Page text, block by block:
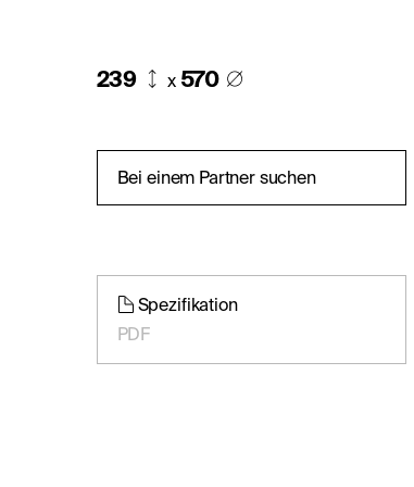
239 x 570
Bei einem Partner suchen
Spezifikation
PDF